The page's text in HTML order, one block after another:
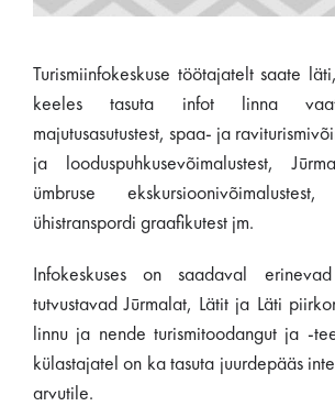
Turismiinfokeskuse töötajatelt saate
keeles tasuta infot linna
majutusasutustest, spaa- ja
ja looduspuhkusevõimalustest,
ümbruse
ühistranspordi graafikutest jm.
Infokeskuses on saadaval
tutvustavad Jūrmalat, Lätit ja Läti
linnu ja nende turismitoodangut ja -
külastajatel on ka tasuta juurdepääs
arvutile.